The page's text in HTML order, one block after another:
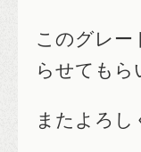
このグレー
らせてもら
またよろし